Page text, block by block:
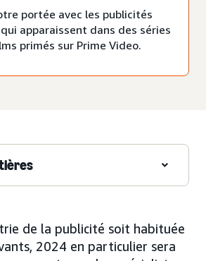
portée avec les publicités
apparaissent dans des séries
primés sur Prime Video.
de la publicité soit habituée
2024 en particulier sera